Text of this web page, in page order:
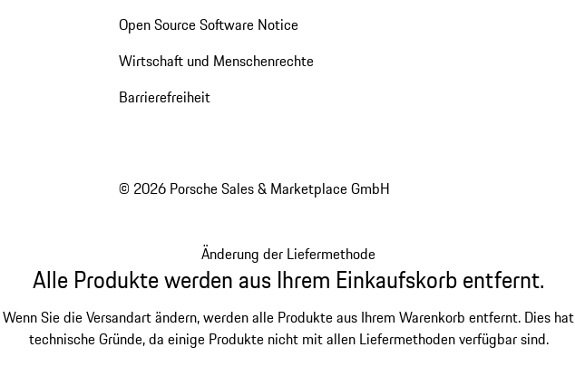
Open Source Software Notice
Wirtschaft und Menschenrechte
Barrierefreiheit
© 2026 Porsche Sales & Marketplace GmbH
Änderung der Liefermethode
Alle Produkte werden aus Ihrem Einkaufskorb entfernt.
Wenn Sie die Versandart ändern, werden alle Produkte aus Ihrem Warenkorb entfernt. Dies hat
technische Gründe, da einige Produkte nicht mit allen Liefermethoden verfügbar sind.